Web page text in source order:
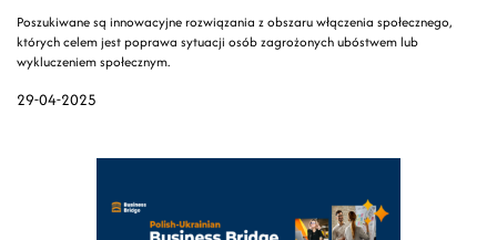
29-04-2025
Poszukiwane są innowacyjne rozwiązania z obszaru włączenia społecznego,
których celem jest poprawa sytuacji osób zagrożonych ubóstwem lub
wykluczeniem społecznym.